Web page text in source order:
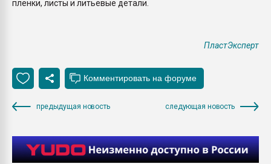
пленки, листы и литьевые детали.
ПластЭксперт
предыдущая новость следующая новость